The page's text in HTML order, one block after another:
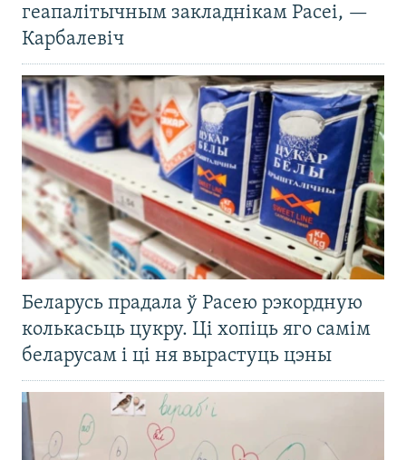
геапалітычным закладнікам Расеі, —
Карбалевіч
Беларусь прадала ў Расею рэкордную
колькасьць цукру. Ці хопіць яго самім
беларусам і ці ня вырастуць цэны